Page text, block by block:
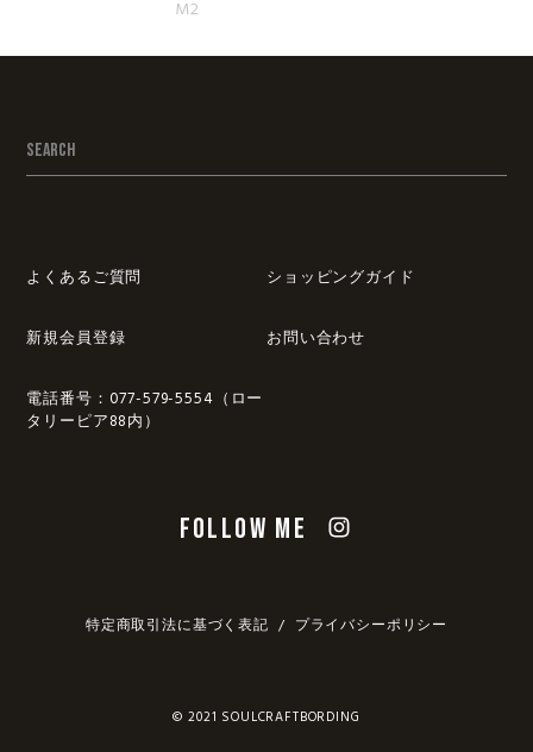
M2
よくあるご質問 ショッピングガイド
新規会員登録 お問い合わせ
電話番号：077-579-5554（ロー
タリーピア88内）
FOLLOW ME
特定商取引法に基づく表記 プライバシーポリシー
© 2021 SOULCRAFTBORDING